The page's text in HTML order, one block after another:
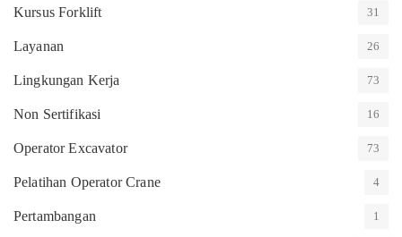
Kursus Forklift 31
Layanan 26
Lingkungan Kerja 73
Non Sertifikasi 16
Operator Excavator 73
Pelatihan Operator Crane 4
Pertambangan 1